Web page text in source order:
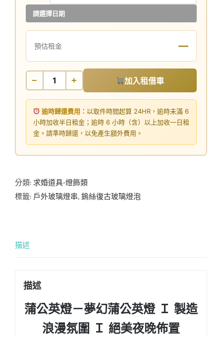
請選擇日期
預估租金 —
− + 加入租借車
逾時歸還費用：以取件時間起算 24HR，逾時未滿 6
小時加收半日租金；逾時 6 小時（含）以上加收一日租
金。請準時歸還，以免產生額外費用。
分類: 求婚道具-燈飾類
標籤: 戶外玻璃燈串, 鎢絲復古玻璃燈泡
描述
描述
蒲公英燈－夢幻蒲公英燈 Ｉ 製造
浪漫氛圍 Ｉ 絕美夜晚佈置